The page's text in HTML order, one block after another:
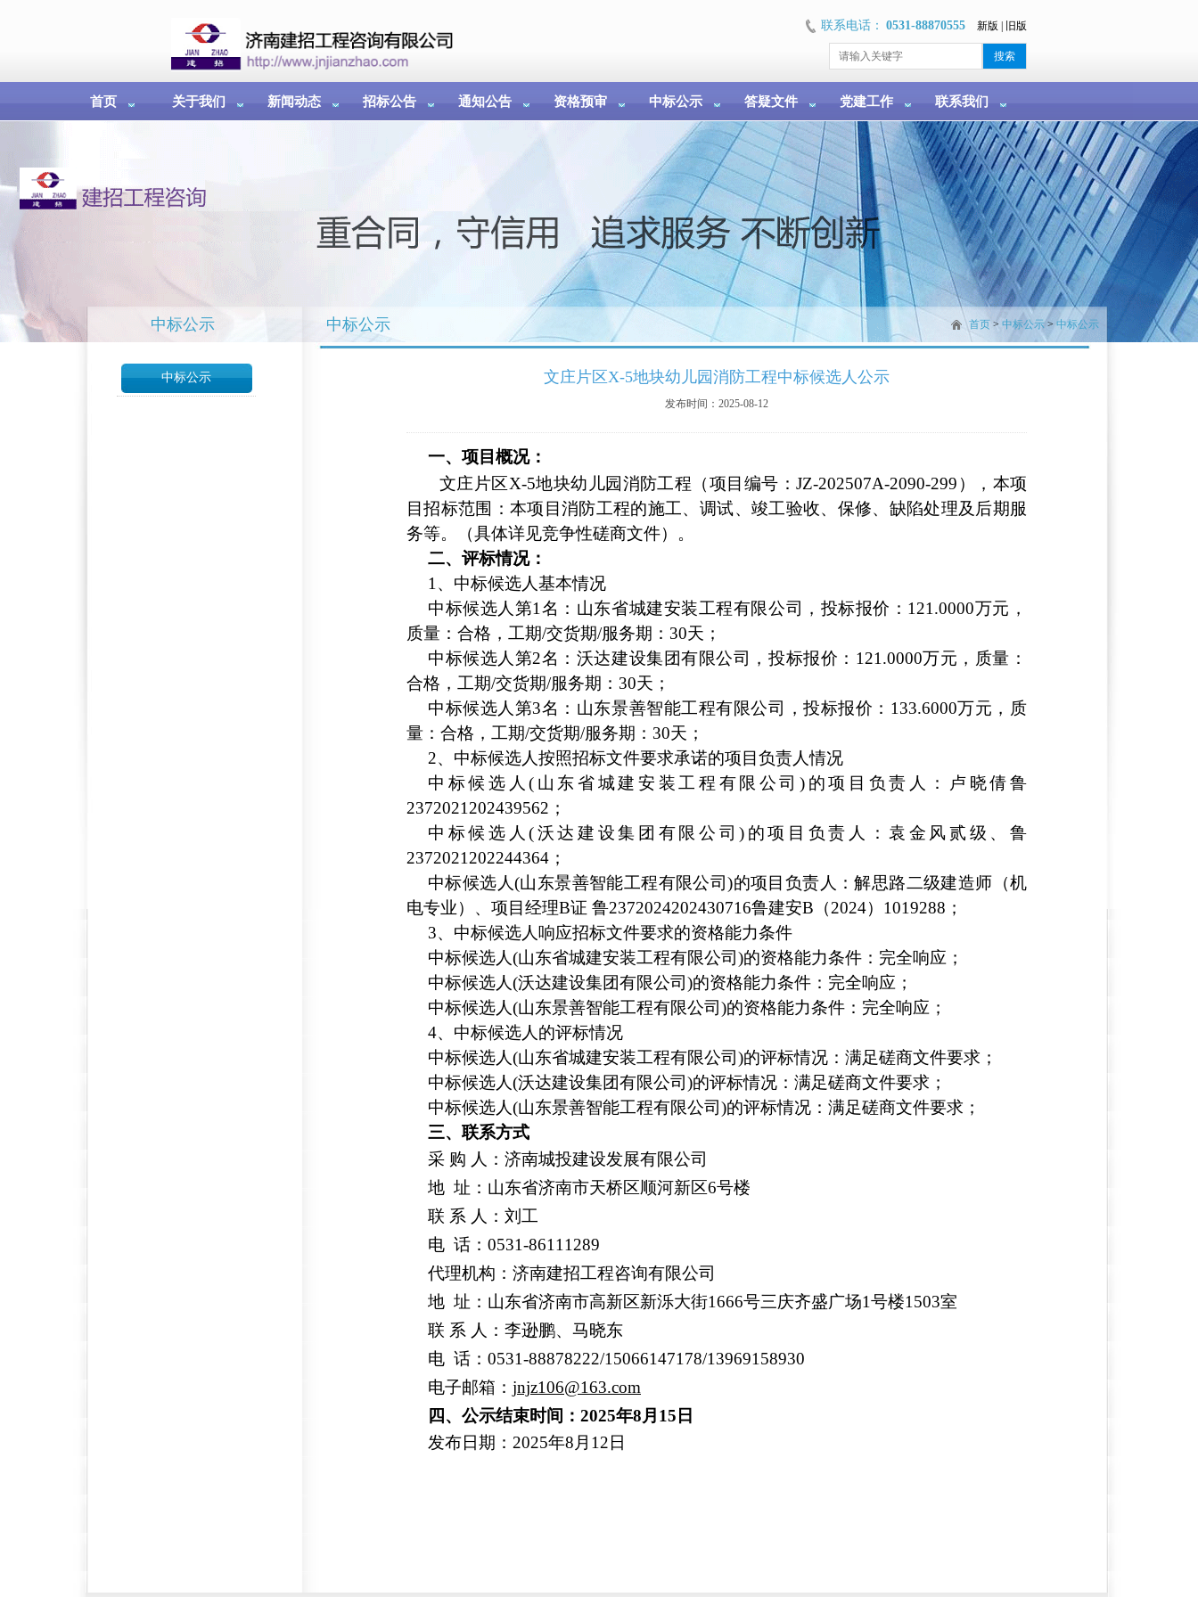
联系电话： 0531-88870555 新版 旧版
首页 关于我们 新闻动态 招标公告 通知公告 资格预审 中标公示 答疑文件 党建工作 联系我们
中标公示
中标公示
中标公示 首页> 中标公示> 中标公示
文庄片区X-5地块幼儿园消防工程中标候选人公示
发布时间：2025-08-12
一、项目概况：
文庄片区X-5地块幼儿园消防工程（项目编号：JZ-202507A-2090-299），本项
目招标范围：本项目消防工程的施工、调试、竣工验收、保修、缺陷处理及后期服
务等。（具体详见竞争性磋商文件）。
二、评标情况：
1、中标候选人基本情况
中标候选人第1名：山东省城建安装工程有限公司，投标报价：121.0000万元，
质量：合格，工期/交货期/服务期：30天；
中标候选人第2名：沃达建设集团有限公司，投标报价：121.0000万元，质量：
合格，工期/交货期/服务期：30天；
中标候选人第3名：山东景善智能工程有限公司，投标报价：133.6000万元，质
量：合格，工期/交货期/服务期：30天；
2、中标候选人按照招标文件要求承诺的项目负责人情况
中标候选人(山东省城建安装工程有限公司)的项目负责人：卢晓倩鲁
2372021202439562；
中标候选人(沃达建设集团有限公司)的项目负责人：袁金风贰级、鲁
2372021202244364；
中标候选人(山东景善智能工程有限公司)的项目负责人：解思路二级建造师（机
电专业）、项目经理B证 鲁2372024202430716鲁建安B（2024）1019288；
3、中标候选人响应招标文件要求的资格能力条件
中标候选人(山东省城建安装工程有限公司)的资格能力条件：完全响应；
中标候选人(沃达建设集团有限公司)的资格能力条件：完全响应；
中标候选人(山东景善智能工程有限公司)的资格能力条件：完全响应；
4、中标候选人的评标情况
中标候选人(山东省城建安装工程有限公司)的评标情况：满足磋商文件要求；
中标候选人(沃达建设集团有限公司)的评标情况：满足磋商文件要求；
中标候选人(山东景善智能工程有限公司)的评标情况：满足磋商文件要求；
三、联系方式
采 购 人：济南城投建设发展有限公司
地 址：山东省济南市天桥区顺河新区6号楼
联 系 人：刘工
电 话：0531-86111289
代理机构：济南建招工程咨询有限公司
地 址：山东省济南市高新区新泺大街1666号三庆齐盛广场1号楼1503室
联 系 人：李逊鹏、马晓东
电 话：0531-88878222/15066147178/13969158930
电子邮箱： jnjz106@163.com
四、公示结束时间：2025年8月15日
发布日期：2025年8月12日